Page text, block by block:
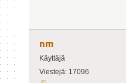
nm
Käyttäjä
Viestejä: 17096